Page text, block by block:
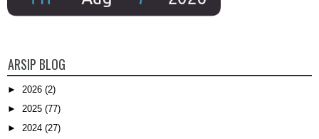
ARSIP BLOG
► 2026 (2)
► 2025 (77)
► 2024 (27)